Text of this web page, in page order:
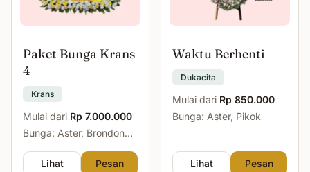
Paket Bunga Krans
4
Krans
Mulai dari Rp 7.000.000
Bunga: Aster, Brondong,
Lihat
Pesan
Waktu Berhenti
Dukacita
Mulai dari Rp 850.000
Bunga: Aster, Pikok
Lihat Pesan